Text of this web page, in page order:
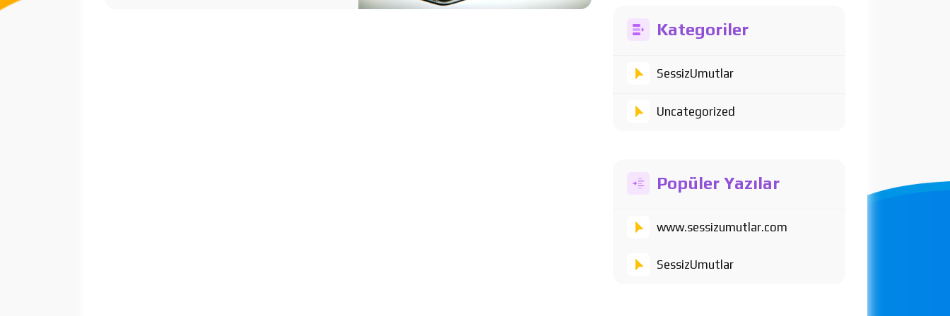
Kategoriler
SessizUmutlar
Uncategorized
Popüler Yazılar
www.sessizumutlar.com
SessizUmutlar